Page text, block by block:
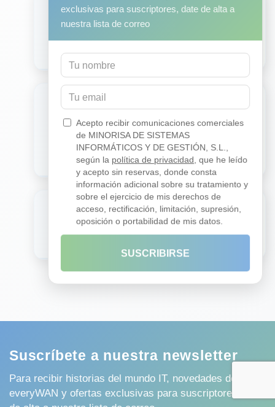
2
¿Cuáles son los
precios de
3
tiempo de
respuesta para
Ciberseguridad
en Málaga?
4
¿Tienen equipos
locales en
Málaga?
Suscríbete a nuestra newsletter
Para recibir historias del mundo IT, novedades de
everyWAN y ofertas exclusivas para suscriptores, date
exclusivas para suscriptores, date de alta a
nuestra lista de correo
Acepto recibir comunicaciones comerciales
de MINORISA DE SISTEMAS
INFORMÁTICOS Y DE GESTIÓN, S.L.,
según la política de privacidad , que he leído
y acepto sin reservas, donde consta
información adicional sobre su tratamiento y
sobre el ejercicio de mis derechos de
acceso, rectificación, limitación, supresión,
oposición o portabilidad de mis datos.
SUSCRIBIRSE